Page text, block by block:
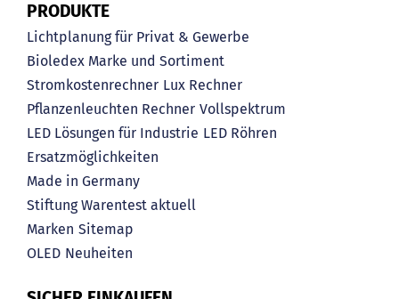
PRODUKTE
Lichtplanung für Privat & Gewerbe
Bioledex Marke und Sortiment
Stromkostenrechner Lux Rechner
Pflanzenleuchten Rechner Vollspektrum
LED Lösungen für Industrie LED Röhren
Ersatzmöglichkeiten
Made in Germany
Stiftung Warentest aktuell
Marken Sitemap
OLED Neuheiten